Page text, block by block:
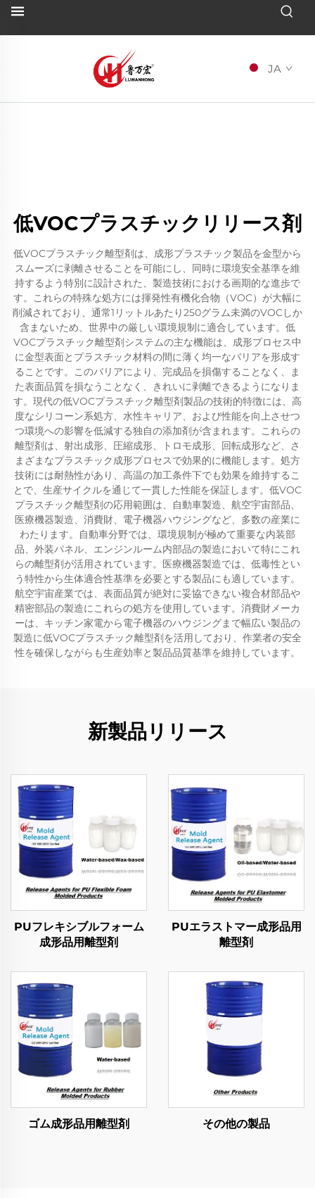
JA
低VOCプラスチックリリース剤
低VOCプラスチック離型剤は、成形プラスチック製品を金型から
スムーズに剥離させることを可能にし、同時に環境安全基準を維
持するよう特別に設計された、製造技術における画期的な進歩で
す。これらの特殊な処方には揮発性有機化合物（VOC）が大幅に
削減されており、通常1リットルあたり250グラム未満のVOCしか
含まないため、世界中の厳しい環境規制に適合しています。低
VOCプラスチック離型剤システムの主な機能は、成形プロセス中
に金型表面とプラスチック材料の間に薄く均一なバリアを形成す
ることです。このバリアにより、完成品を損傷することなく、ま
た表面品質を損なうことなく、きれいに剥離できるようになりま
す。現代の低VOCプラスチック離型剤製品の技術的特徴には、高
度なシリコーン系処方、水性キャリア、および性能を向上させつ
つ環境への影響を低減する独自の添加剤が含まれます。これらの
離型剤は、射出成形、圧縮成形、トロモ成形、回転成形など、さ
まざまなプラスチック成形プロセスで効果的に機能します。処方
技術には耐熱性があり、高温の加工条件下でも効果を維持するこ
とで、生産サイクルを通じて一貫した性能を保証します。低VOC
プラスチック離型剤の応用範囲は、自動車製造、航空宇宙部品、
医療機器製造、消費財、電子機器ハウジングなど、多数の産業に
わたります。自動車分野では、環境規制が極めて重要な内装部
品、外装パネル、エンジンルーム内部品の製造において特にこれ
らの離型剤が活用されています。医療機器製造では、低毒性とい
う特性から生体適合性基準を必要とする製品にも適しています。
航空宇宙産業では、表面品質が絶対に妥協できない複合材部品や
精密部品の製造にこれらの処方を使用しています。消費財メーカ
ーは、キッチン家電から電子機器のハウジングまで幅広い製品の
製造に低VOCプラスチック離型剤を活用しており、作業者の安全
性を確保しながらも生産効率と製品品質基準を維持しています。
新製品リリース
PUフレキシブルフォーム
成形品用離型剤
PUエラストマー成形品用
離型剤
ゴム成形品用離型剤 その他の製品